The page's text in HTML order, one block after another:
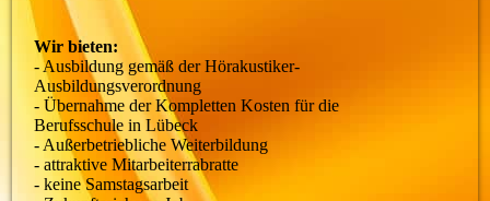
Wir bieten:
- Ausbildung gemäß der Hörakustiker-
Ausbildungsverordnung
- Übernahme der Kompletten Kosten für die
Berufsschule in Lübeck
- Außerbetriebliche Weiterbildung
- attraktive Mitarbeiterrabratte
- keine Samstagsarbeit